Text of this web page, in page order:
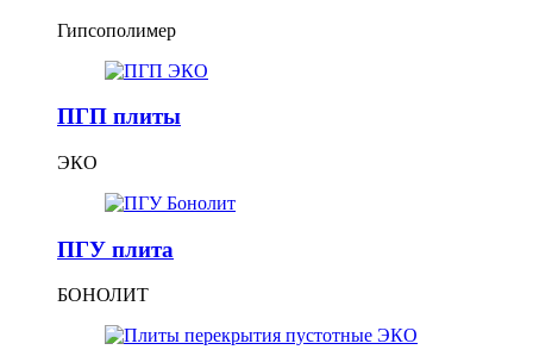
Гипсополимер
ПГП плиты
ЭКО
ПГУ плита
БОНОЛИТ